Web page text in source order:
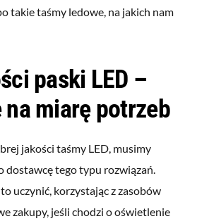
takie taśmy ledowe, na jakich nam
paski LED –
miarę potrzeb
jakości taśmy LED, musimy
dostawcę tego typu rozwiązań.
uczynić, korzystając z zasobów
zakupy, jeśli chodzi o oświetlenie